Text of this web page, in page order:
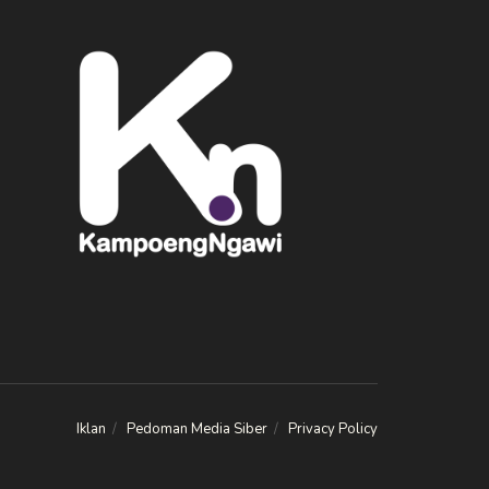
Iklan Pedoman Media Siber Privacy Policy